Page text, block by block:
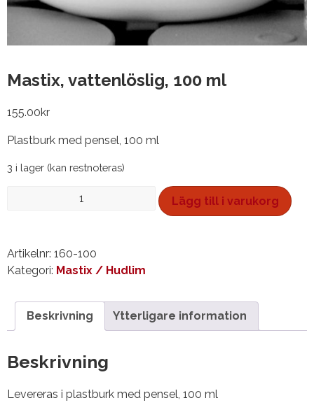
Mastix, vattenlöslig, 100 ml
155.00kr
Plastburk med pensel, 100 ml
3 i lager (kan restnoteras)
mängd
Lägg till i varukorg
Artikelnr: 160-100
Kategori: Mastix / Hudlim
Beskrivning Ytterligare information
Beskrivning
Levereras i plastburk med pensel, 100 ml